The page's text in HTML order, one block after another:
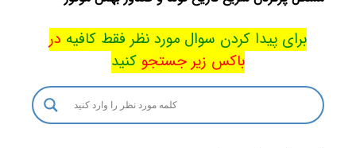
برای پیدا کردن سوال مورد نظر فقط کافیه در
باکس زیر جستجو کنید